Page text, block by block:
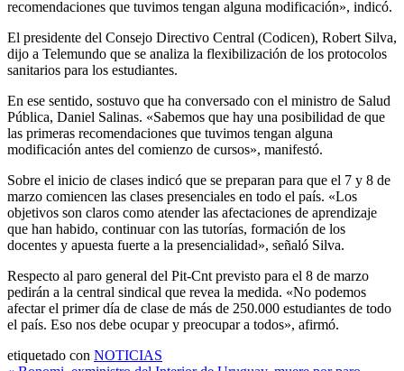
recomendaciones que tuvimos tengan alguna modificación», indicó.
El presidente del Consejo Directivo Central (Codicen), Robert Silva,
dijo a Telemundo que se analiza la flexibilización de los protocolos
sanitarios para los estudiantes.
En ese sentido, sostuvo que ha conversado con el ministro de Salud
Pública, Daniel Salinas. «Sabemos que hay una posibilidad de que
las primeras recomendaciones que tuvimos tengan alguna
modificación antes del comienzo de cursos», manifestó.
Sobre el inicio de clases indicó que se preparan para que el 7 y 8 de
marzo comiencen las clases presenciales en todo el país. «Los
objetivos son claros como atender las afectaciones de aprendizaje
que han habido, continuar con las tutorías, formación de los
docentes y apuesta fuerte a la presencialidad», señaló Silva.
Respecto al paro general del Pit-Cnt previsto para el 8 de marzo
pedirán a la central sindical que revea la medida. «No podemos
afectar el primer día de clase de más de 250.000 estudiantes de todo
el país. Eso nos debe ocupar y preocupar a todos», afirmó.
etiquetado con NOTICIAS